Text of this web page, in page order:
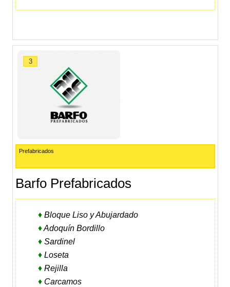
3
Prefabricados
Barfo Prefabricados
♦Bloque Liso y Abujardado
♦Adoquín Bordillo
♦ Sardinel
♦ Loseta
♦ Rejilla
♦ Carcamos